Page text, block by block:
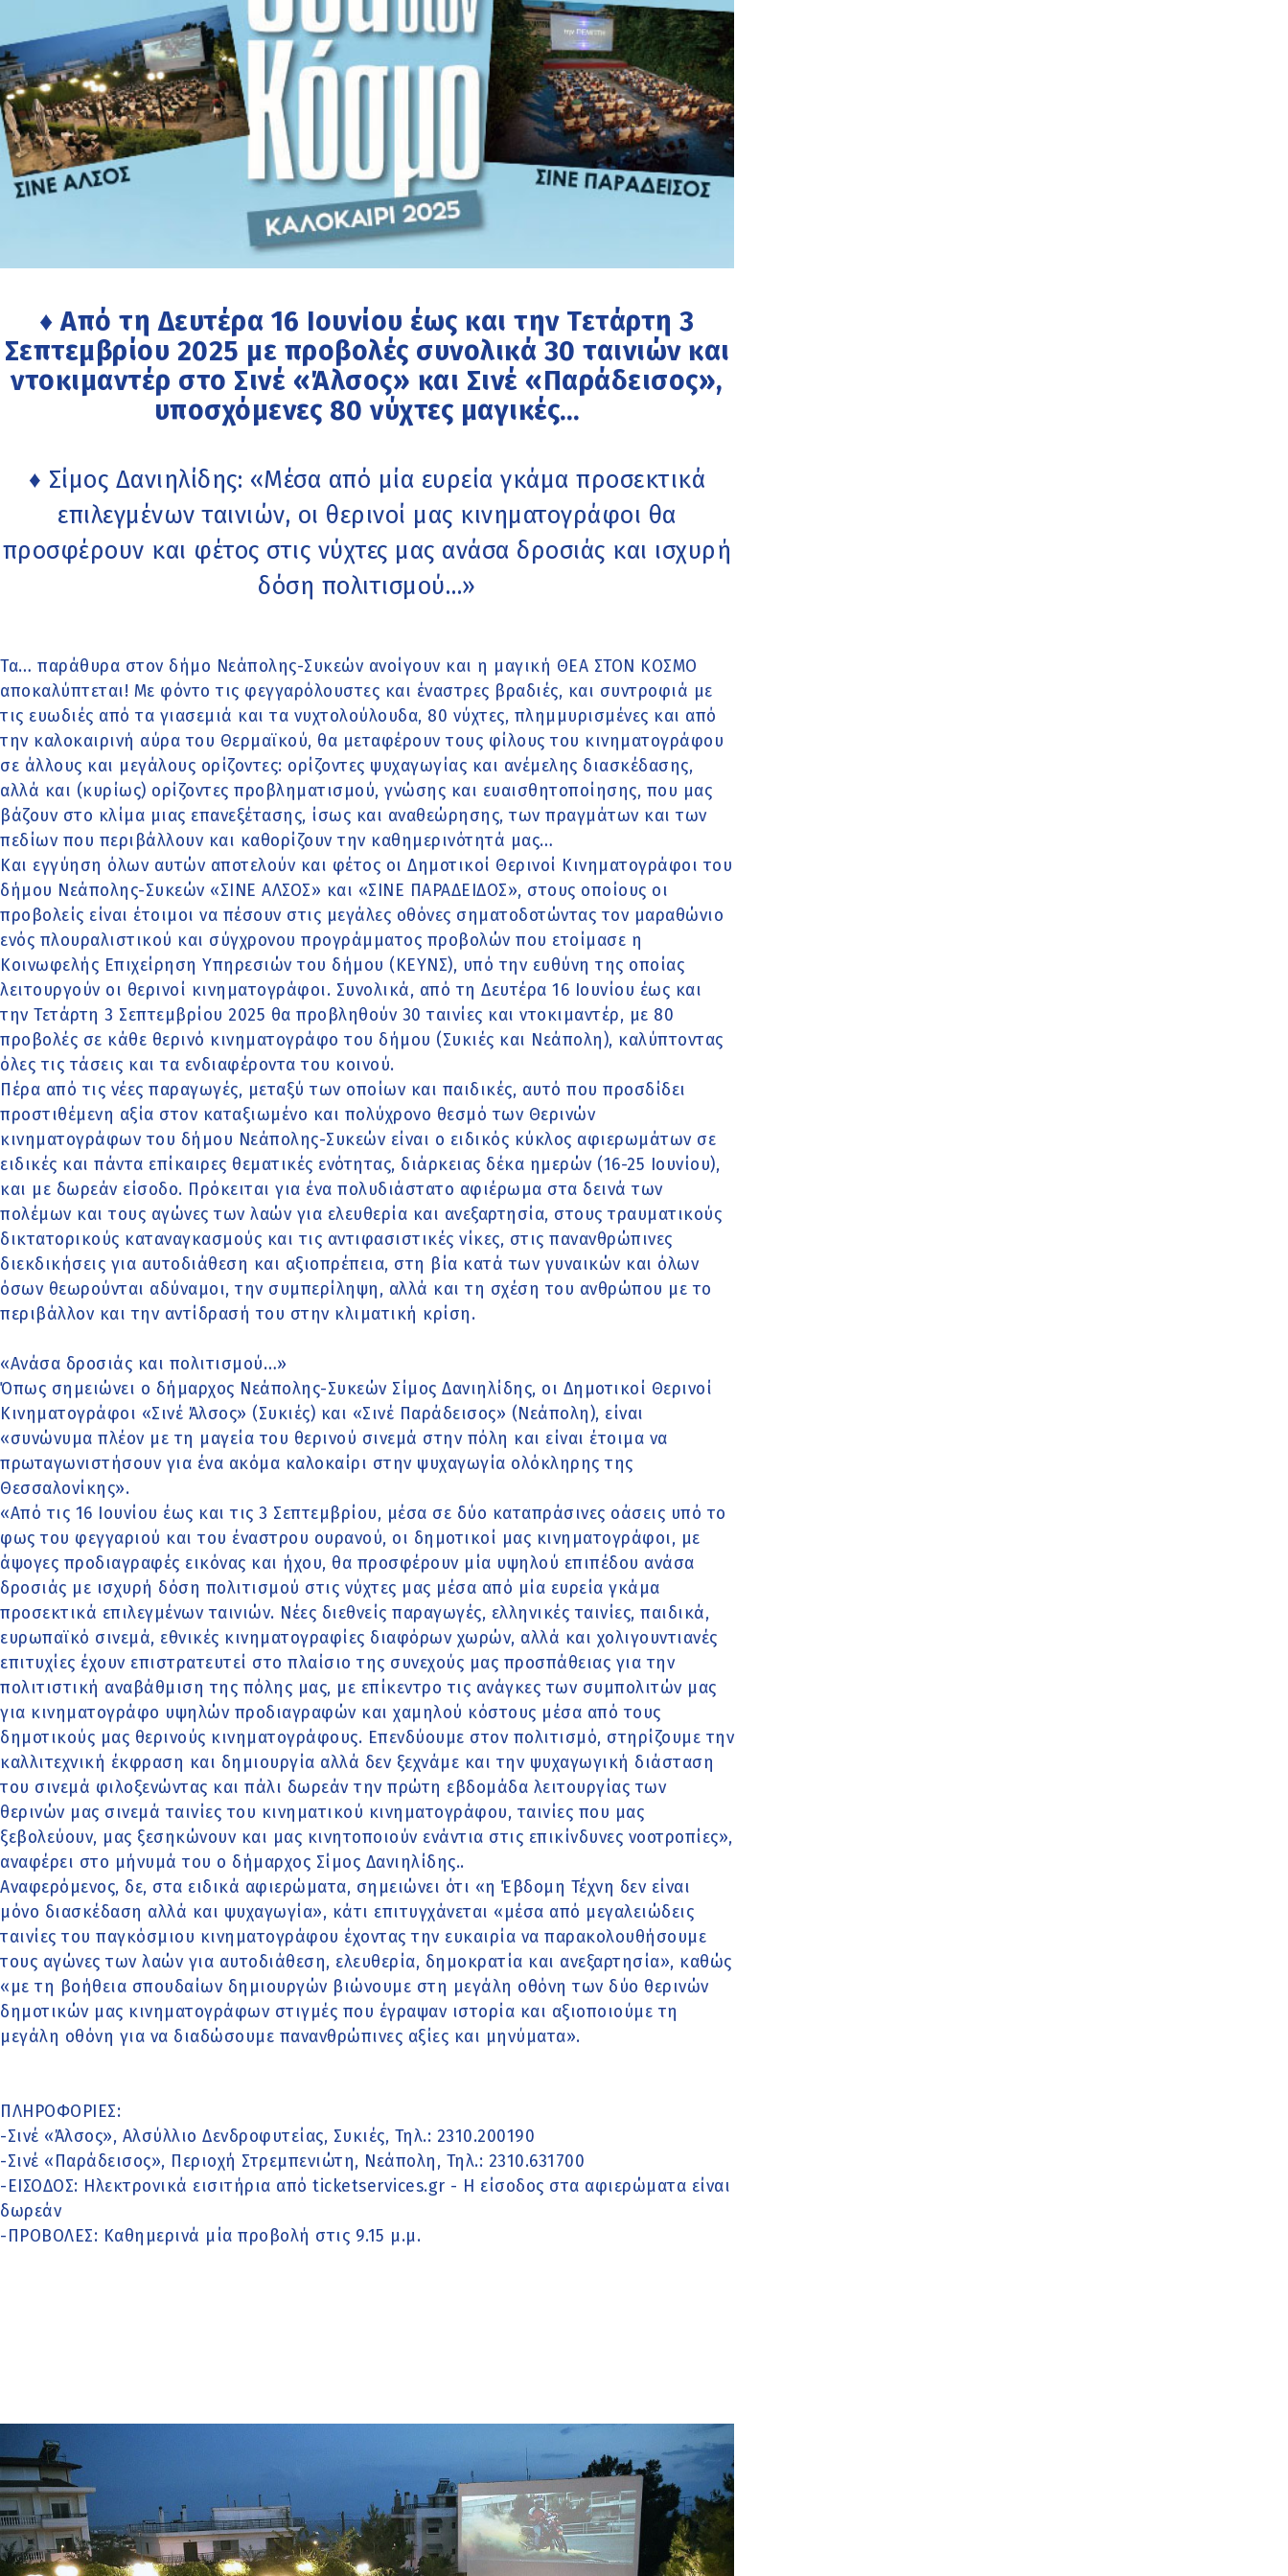
♦ Από τη Δευτέρα 16 Ιουνίου έως και την Τετάρτη 3
Σεπτεμβρίου 2025 με προβολές συνολικά 30 ταινιών και
ντοκιμαντέρ στο Σινέ «Άλσος» και Σινέ «Παράδεισος»,
υποσχόμενες 80 νύχτες μαγικές…
♦ Σίμος Δανιηλίδης: «Μέσα από μία ευρεία γκάμα προσεκτικά
επιλεγμένων ταινιών, οι θερινοί μας κινηματογράφοι θα
προσφέρουν και φέτος στις νύχτες μας ανάσα δροσιάς και ισχυρή
δόση πολιτισμού…»
Τα… παράθυρα στον δήμο Νεάπολης-Συκεών ανοίγουν και η μαγική ΘΕΑ ΣΤΟΝ ΚΟΣΜΟ
αποκαλύπτεται! Με φόντο τις φεγγαρόλουστες και έναστρες βραδιές, και συντροφιά με
τις ευωδιές από τα γιασεμιά και τα νυχτολούλουδα, 80 νύχτες, πλημμυρισμένες και από
την καλοκαιρινή αύρα του Θερμαϊκού, θα μεταφέρουν τους φίλους του κινηματογράφου
σε άλλους και μεγάλους ορίζοντες: ορίζοντες ψυχαγωγίας και ανέμελης διασκέδασης,
αλλά και (κυρίως) ορίζοντες προβληματισμού, γνώσης και ευαισθητοποίησης, που μας
βάζουν στο κλίμα μιας επανεξέτασης, ίσως και αναθεώρησης, των πραγμάτων και των
πεδίων που περιβάλλουν και καθορίζουν την καθημερινότητά μας…
Και εγγύηση όλων αυτών αποτελούν και φέτος οι Δημοτικοί Θερινοί Κινηματογράφοι του
δήμου Νεάπολης-Συκεών «ΣΙΝΕ ΑΛΣΟΣ» και «ΣΙΝΕ ΠΑΡΑΔΕΙΔΟΣ», στους οποίους οι
προβολείς είναι έτοιμοι να πέσουν στις μεγάλες οθόνες σηματοδοτώντας τον μαραθώνιο
ενός πλουραλιστικού και σύγχρονου προγράμματος προβολών που ετοίμασε η
Κοινωφελής Επιχείρηση Υπηρεσιών του δήμου (ΚΕΥΝΣ), υπό την ευθύνη της οποίας
λειτουργούν οι θερινοί κινηματογράφοι. Συνολικά, από τη Δευτέρα 16 Ιουνίου έως και
την Τετάρτη 3 Σεπτεμβρίου 2025 θα προβληθούν 30 ταινίες και ντοκιμαντέρ, με 80
προβολές σε κάθε θερινό κινηματογράφο του δήμου (Συκιές και Νεάπολη), καλύπτοντας
όλες τις τάσεις και τα ενδιαφέροντα του κοινού.
Πέρα από τις νέες παραγωγές, μεταξύ των οποίων και παιδικές, αυτό που προσδίδει
προστιθέμενη αξία στον καταξιωμένο και πολύχρονο θεσμό των Θερινών
κινηματογράφων του δήμου Νεάπολης-Συκεών είναι ο ειδικός κύκλος αφιερωμάτων σε
ειδικές και πάντα επίκαιρες θεματικές ενότητας, διάρκειας δέκα ημερών (16-25 Ιουνίου),
και με δωρεάν είσοδο. Πρόκειται για ένα πολυδιάστατο αφιέρωμα στα δεινά των
πολέμων και τους αγώνες των λαών για ελευθερία και ανεξαρτησία, στους τραυματικούς
δικτατορικούς καταναγκασμούς και τις αντιφασιστικές νίκες, στις πανανθρώπινες
διεκδικήσεις για αυτοδιάθεση και αξιοπρέπεια, στη βία κατά των γυναικών και όλων
όσων θεωρούνται αδύναμοι, την συμπερίληψη, αλλά και τη σχέση του ανθρώπου με το
περιβάλλον και την αντίδρασή του στην κλιματική κρίση.
«Ανάσα δροσιάς και πολιτισμού…»
Όπως σημειώνει ο δήμαρχος Νεάπολης-Συκεών Σίμος Δανιηλίδης, οι Δημοτικοί Θερινοί
Κινηματογράφοι «Σινέ Άλσος» (Συκιές) και «Σινέ Παράδεισος» (Νεάπολη), είναι
«συνώνυμα πλέον με τη μαγεία του θερινού σινεμά στην πόλη και είναι έτοιμα να
πρωταγωνιστήσουν για ένα ακόμα καλοκαίρι στην ψυχαγωγία ολόκληρης της
Θεσσαλονίκης».
«Από τις 16 Ιουνίου έως και τις 3 Σεπτεμβρίου, μέσα σε δύο καταπράσινες οάσεις υπό το
φως του φεγγαριού και του έναστρου ουρανού, οι δημοτικοί μας κινηματογράφοι, με
άψογες προδιαγραφές εικόνας και ήχου, θα προσφέρουν μία υψηλού επιπέδου ανάσα
δροσιάς με ισχυρή δόση πολιτισμού στις νύχτες μας μέσα από μία ευρεία γκάμα
προσεκτικά επιλεγμένων ταινιών. Νέες διεθνείς παραγωγές, ελληνικές ταινίες, παιδικά,
ευρωπαϊκό σινεμά, εθνικές κινηματογραφίες διαφόρων χωρών, αλλά και χολιγουντιανές
επιτυχίες έχουν επιστρατευτεί στο πλαίσιο της συνεχούς μας προσπάθειας για την
πολιτιστική αναβάθμιση της πόλης μας, με επίκεντρο τις ανάγκες των συμπολιτών μας
για κινηματογράφο υψηλών προδιαγραφών και χαμηλού κόστους μέσα από τους
δημοτικούς μας θερινούς κινηματογράφους. Επενδύουμε στον πολιτισμό, στηρίζουμε την
καλλιτεχνική έκφραση και δημιουργία αλλά δεν ξεχνάμε και την ψυχαγωγική διάσταση
του σινεμά φιλοξενώντας και πάλι δωρεάν την πρώτη εβδομάδα λειτουργίας των
θερινών μας σινεμά ταινίες του κινηματικού κινηματογράφου, ταινίες που μας
ξεβολεύουν, μας ξεσηκώνουν και μας κινητοποιούν ενάντια στις επικίνδυνες νοοτροπίες»,
αναφέρει στο μήνυμά του ο δήμαρχος Σίμος Δανιηλίδης..
Αναφερόμενος, δε, στα ειδικά αφιερώματα, σημειώνει ότι «η Έβδομη Τέχνη δεν είναι
μόνο διασκέδαση αλλά και ψυχαγωγία», κάτι επιτυγχάνεται «μέσα από μεγαλειώδεις
ταινίες του παγκόσμιου κινηματογράφου έχοντας την ευκαιρία να παρακολουθήσουμε
τους αγώνες των λαών για αυτοδιάθεση, ελευθερία, δημοκρατία και ανεξαρτησία», καθώς
«με τη βοήθεια σπουδαίων δημιουργών βιώνουμε στη μεγάλη οθόνη των δύο θερινών
δημοτικών μας κινηματογράφων στιγμές που έγραψαν ιστορία και αξιοποιούμε τη
μεγάλη οθόνη για να διαδώσουμε πανανθρώπινες αξίες και μηνύματα».
ΠΛΗΡΟΦΟΡΙΕΣ:
-Σινέ «Άλσος», Αλσύλλιο Δενδροφυτείας, Συκιές, Τηλ.: 2310.200190
-Σινέ «Παράδεισος», Περιοχή Στρεμπενιώτη, Νεάπολη, Τηλ.: 2310.631700
-ΕΙΣΟΔΟΣ: Ηλεκτρονικά εισιτήρια από ticketservices.gr - H είσοδος στα αφιερώματα είναι
δωρεάν
-ΠΡΟΒΟΛΕΣ: Καθημερινά μία προβολή στις 9.15 μ.μ.